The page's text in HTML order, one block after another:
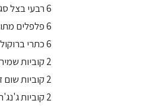
6 רבעי בצל סגול.
6 פלפלים מתוקים רצוי קטנים וצבעוניים.
6 כתרי ברוקולי או כרובית.
2 קוביות שמיר דורות.
2 קוביות שום דורות.
2 קוביות ג'נג'ר דורות